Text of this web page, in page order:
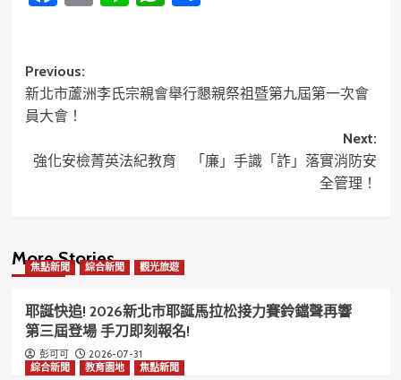
Post
navigation
Previous:
新北市蘆洲李氏宗親會舉行懇親祭祖暨第九屆第一次會
員大會！
Next:
強化安檢菁英法紀教育 「廉」手識「詐」落實消防安
全管理！
More Stories
焦點新聞 綜合新聞 觀光旅遊
耶誕快追! 2026新北市耶誕馬拉松接力賽鈴鐺聲再響
第三屆登場 手刀即刻報名!
彭可可
2026-07-31
綜合新聞
教育園地 焦點新聞